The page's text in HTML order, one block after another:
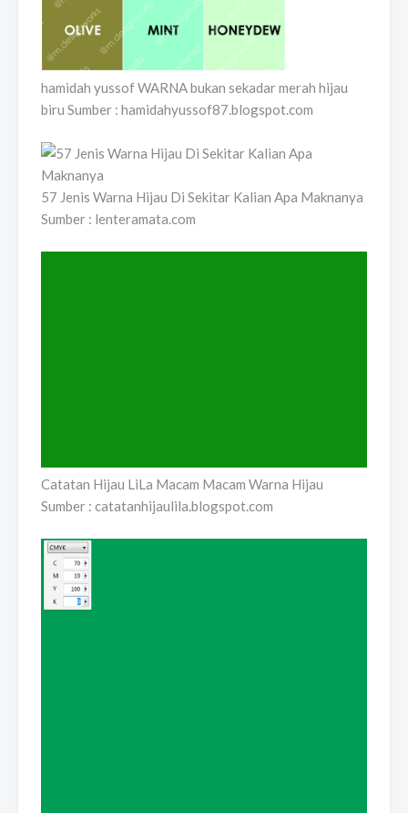
hamidah yussof WARNA bukan sekadar merah hijau
biru Sumber : hamidahyussof87.blogspot.com
57 Jenis Warna Hijau Di Sekitar Kalian Apa Maknanya
Sumber : lenteramata.com
Catatan Hijau LiLa Macam Macam Warna Hijau
Sumber : catatanhijaulila.blogspot.com